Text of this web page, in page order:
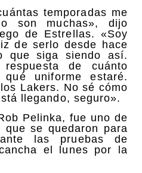
temporadas me
son muchas», dijo
de Estrellas. «Soy
de serlo desde hace
que siga siendo así.
de cuánto
uniforme estaré.
Lakers. No sé cómo
llegando, seguro».
Pelinka, fue uno de
que se quedaron para
las pruebas de
el lunes por la